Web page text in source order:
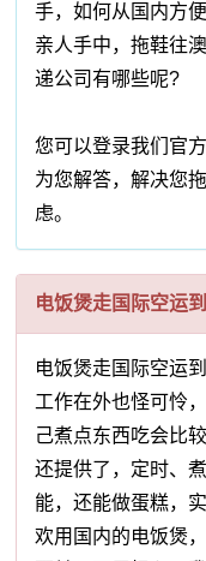
手，如何从国内方
亲人手中，拖鞋往
递公司有哪些呢?
您可以登录我们官
为您解答，解决您
虑。
电饭煲走国际空运
电饭煲走国际空运
工作在外也怪可怜
己煮点东西吃会比
还提供了，定时、
能，还能做蛋糕，
欢用国内的电饭煲